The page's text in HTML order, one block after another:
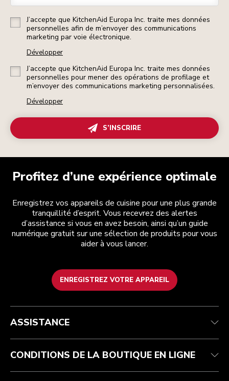
J’accepte que KitchenAid Europa Inc. traite mes données
personnelles afin de m’envoyer des communications
marketing par voie électronique.
Développer
J’accepte que KitchenAid Europa Inc. traite mes données
personnelles pour mener des opérations de profilage et
m’envoyer des communications marketing personnalisées.
Développer
S’INSCRIRE
Profitez d’une expérience optimale
Enregistrez vos appareils de cuisine pour une plus grande
tranquillité d’esprit. Vous recevrez des alertes
d’assistance si vous en avez besoin, ainsi qu’un guide
numérique gratuit sur une sélection de produits pour vous
aider à vous lancer.
ENREGISTREZ VOTRE APPAREIL
Health Check
Suivez votre commande
Garantie et documents
Recupel
Conditions générales de vente
Retours et remboursements
Imprint
ODR
La marque
Trouver une boutique
ASSISTANCE
CONDITIONS DE LA BOUTIQUE EN LIGNE